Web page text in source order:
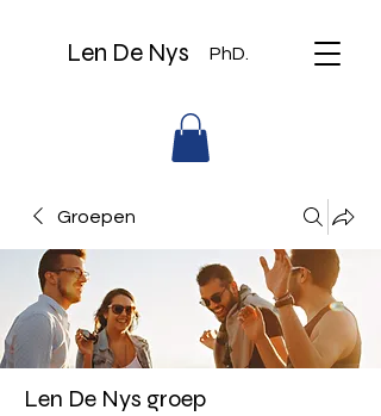
Len De Nys PhD.
Groepen
Len De Nys groep